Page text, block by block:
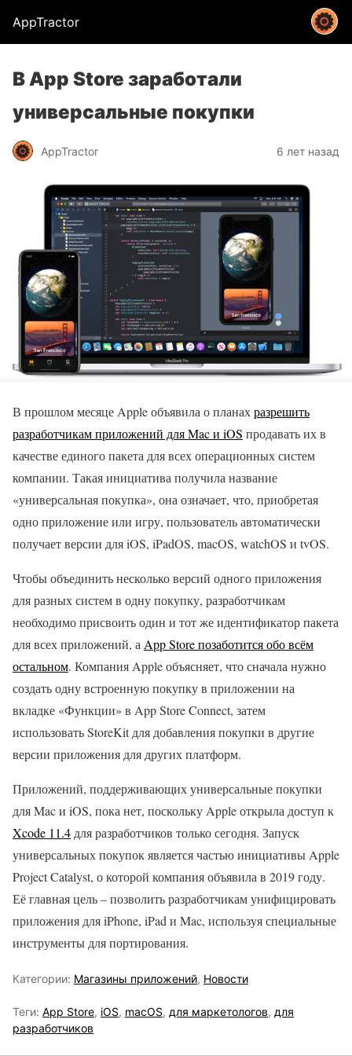
AppTractor
В App Store заработали
универсальные покупки
AppTractor 6 лет назад
В прошлом месяце Apple объявила о планахразрешить
разработчикам приложений для Mac и iOS продавать их в
качестве единого пакета для всех операционных систем
компании. Такая инициатива получила название
«универсальная покупка», она означает, что, приобретая
одно приложение или игру, пользователь автоматически
получает версии для iOS, iPadOS, macOS, watchOS и tvOS.
Чтобы объединить несколько версий одного приложения
для разных систем в одну покупку, разработчикам
необходимо присвоить один и тот же идентификатор пакета
для всех приложений, аApp Store позаботится обо всём
остальном. Компания Apple объясняет, что сначала нужно
создать одну встроенную покупку в приложении на
вкладке «Функции» в App Store Connect, затем
использовать StoreKit для добавления покупки в другие
версии приложения для других платформ.
Приложений, поддерживающих универсальные покупки
для Mac и iOS, пока нет, поскольку Apple открыла доступ к
Xcode 11.4для разработчиков только сегодня. Запуск
универсальных покупок является частью инициативы Apple
Project Catalyst, о которой компания объявила в 2019 году.
Её главная цель – позволить разработчикам унифицировать
приложения для iPhone, iPad и Mac, используя специальные
инструменты для портирования.
Категории: Магазины приложений, Новости
Теги: App Store, iOS, macOS, для маркетологов, для
разработчиков